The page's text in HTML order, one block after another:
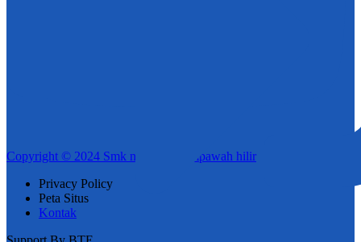
Copyright © 2024 Smk negeri 1 mempawah hilir
Privacy Policy
Peta Situs
Kontak